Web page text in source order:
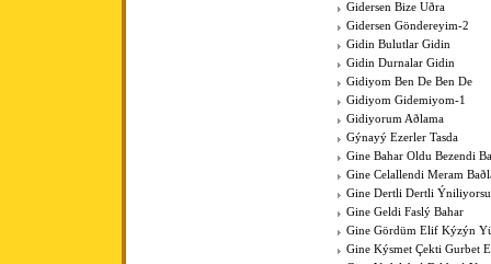
Gidersen Bize Uðra
Gidersen Göndereyim-2
Gidin Bulutlar Gidin
Gidin Durnalar Gidin
Gidiyom Ben De Ben De
Gidiyom Gidemiyom-1
Gidiyorum Aðlama
Gýnayý Ezerler Tasda
Gine Bahar Oldu Bezendi
Gine Celallendi Meram
Gine Dertli Dertli
Gine Geldi Faslý Bahar
Gine Gördüm Elif Kýzýn
Gine Kýsmet Çekti Gurbet